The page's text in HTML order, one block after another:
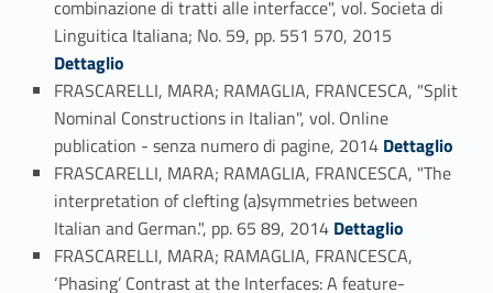
combinazione di tratti alle interfacce", vol. Societa di
Linguitica Italiana; No. 59, pp. 551 570, 2015
Dettaglio
FRASCARELLI, MARA; RAMAGLIA, FRANCESCA, "Split
Nominal Constructions in Italian", vol. Online
publication - senza numero di pagine, 2014 Link identifier #identifier_person_25147-51
Dettaglio
FRASCARELLI, MARA; RAMAGLIA, FRANCESCA, "The
interpretation of clefting (a)symmetries between
Italian and German.", pp. 65 89, 2014 Link identifier #identifier_person_167933-52
Dettaglio
FRASCARELLI, MARA; RAMAGLIA, FRANCESCA,
‘Phasing’ Contrast at the Interfaces: A feature-